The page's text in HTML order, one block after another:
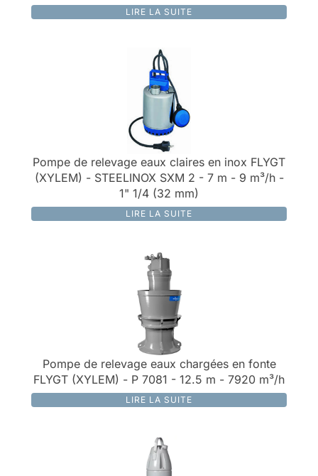
LIRE LA SUITE
Pompe de relevage eaux claires en inox FLYGT
(XYLEM) - STEELINOX SXM 2 - 7 m - 9 m³/h -
1" 1/4 (32 mm)
LIRE LA SUITE
Pompe de relevage eaux chargées en fonte
FLYGT (XYLEM) - P 7081 - 12.5 m - 7920 m³/h
LIRE LA SUITE